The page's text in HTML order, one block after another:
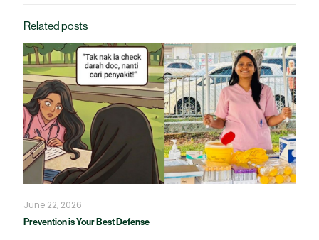
Related posts
June 22, 2026
Prevention is Your Best Defense